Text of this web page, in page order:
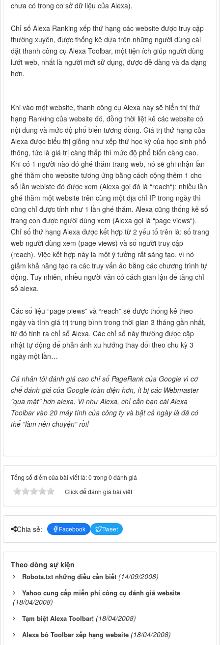
chưa có trong cơ sở dữ liệu của Alexa).
Chỉ số Alexa Ranking xếp thứ hạng các website được truy cập
thường xuyên, được thống kê dựa trên những người dùng cài
đặt thanh công cụ Alexa Toolbar, một tiện ích giúp người dùng
lướt web, nhất là người mới sử dụng, được dễ dàng và đa dạng
hơn.
Khi vào một website, thanh công cụ Alexa này sẽ hiển thị thứ
hạng Ranking của website đó, đồng thời liệt kê các website có
nội dung và mức độ phổ biến tương đồng. Giá trị thứ hạng của
Alexa được biểu thị giống như xếp thứ học kỳ của học sinh phổ
thông, tức là giá trị càng thấp thì mức độ phổ biến càng cao.
Khi có 1 người nào đó ghé thăm trang web, nó sẽ ghi nhận lần
ghé thăm cho website tương ứng bằng cách cộng thêm 1 cho
số lần webiste đó được xem (Alexa gọi đó là “reach“); nhiều lần
ghé thăm một website trên cùng một địa chỉ IP trong ngày thì
cũng chỉ được tính như 1 lần ghé thăm. Alexa cũng thống kê số
trang con được người dùng xem (Alexa gọi là “page views“).
Chỉ số thứ hạng Alexa được kết hợp từ 2 yếu tố trên là: số trang
web người dùng xem (page views) và số người truy cập
(reach). Việc kết hợp này là một ý tưởng rất sáng tạo, vì nó
giảm khả năng tạo ra các truy vấn ảo bằng các chương trình tự
động. Tuy nhiên, nhiều người vẫn có cách gian lận để tăng chỉ
số alexa.
Các số liệu “page piews” và “reach” sẽ được thống kê theo
ngày và tính giá trị trung bình trong thời gian 3 tháng gần nhất,
từ đó tính ra chỉ số Alexa. Các chỉ số này thường được cập
nhật tự động để phản ánh xu hướng thay đổi theo chu kỳ 3
ngày một lần…
Cá nhân tôi đánh giá cao chỉ số PageRank của Google vì cơ
chế đánh giá của Google toàn diện hơn, ít bị các Webmaster
"qua mặt" hơn alexa. Vì như Alexa, chỉ cần bạn cài Alexa
Toolbar vào 20 máy tính của công ty và bật cả ngày là đã có
thể "làm nên chuyện" rồi!
Tổng số điểm của bài viết là: 0 trong 0 đánh giá
Click để đánh giá bài viết
Chia sẻ: Facebook Tweet
Theo dòng sự kiện
Robots.txt những điều cần biết (14/09/2008)
Yahoo cung cấp miễn phí công cụ đánh giá website
(18/04/2008)
Tạm biệt Alexa Toolbar! (18/04/2008)
Alexa bỏ Toolbar xếp hạng website (18/04/2008)